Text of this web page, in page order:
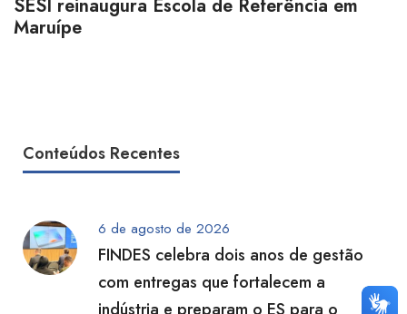
SESI reinaugura Escola de Referência em
Maruípe
Conteúdos Recentes
6 de agosto de 2026
FINDES celebra dois anos de gestão
com entregas que fortalecem a